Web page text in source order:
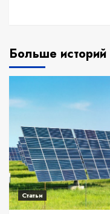
Больше историй
Статьи